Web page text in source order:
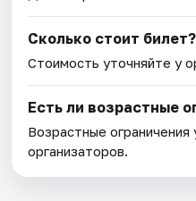
Сколько стоит билет?
Стоимость уточняйте у
Есть ли возрастные
Возрастные ограничения
организаторов.